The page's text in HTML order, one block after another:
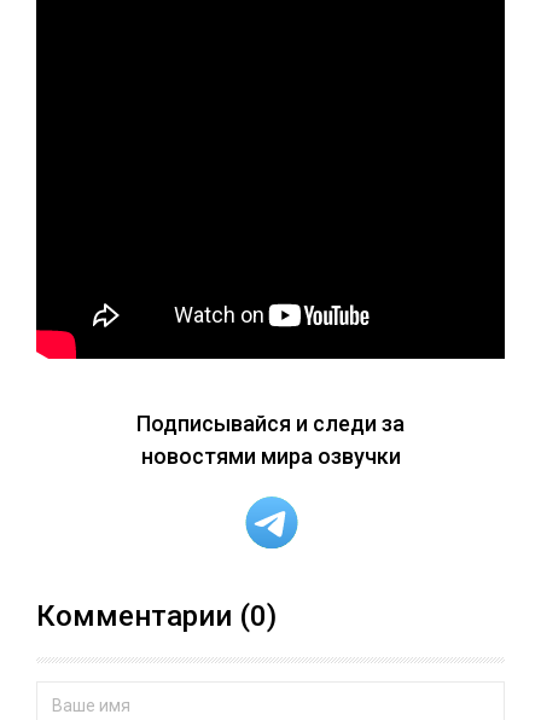
Подписывайся и следи за
новостями мира озвучки
Комментарии (0)